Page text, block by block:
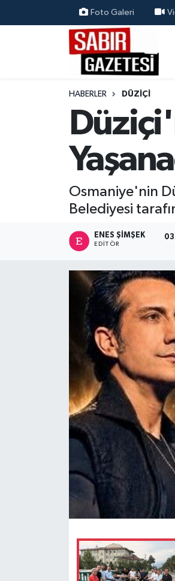
Foto Galeri
HABERLER DÜZIÇI
Osmaniye'nin
Belediyesi
ENES ŞIMŞEK
EDITÖR
ÖZEL HABER
MAGAZİN
RESMİ İLANLAR
Osmaniye Nöbetçi Eczaneler
Osmaniye Hava Durumu
Osmaniye Trafik Yoğunluk
Süper Lig Puan Durumu ve
Tüm Manşetler
Son Dakika Haberleri
Haber Arşivi